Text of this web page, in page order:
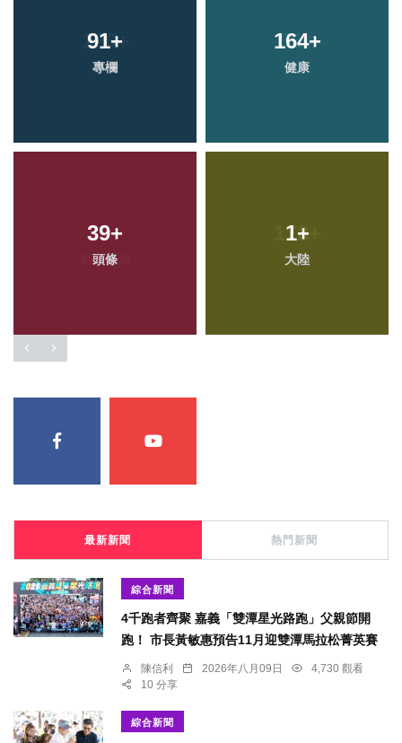
91+
專欄
164+
健康
39+
頭條
1+
大陸
最新新聞 熱門新聞
綜合新聞
4千跑者齊聚 嘉義「雙潭星光路跑」父親節開
跑！ 市長黃敏惠預告11月迎雙潭馬拉松菁英賽
陳信利 2026年八月09日
4,730 觀看
10 分享
綜合新聞